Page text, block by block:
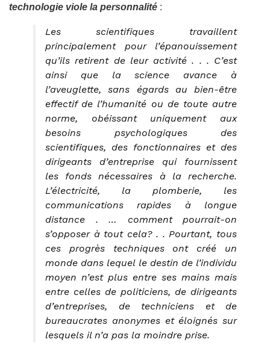
technologie viole la personnalité :
Les scientifiques travaillent
principalement pour l’épanouissement
qu’ils retirent de leur activité . . . C’est
ainsi que la science avance à
l’aveuglette, sans égards au bien-être
effectif de l’humanité ou de toute autre
norme, obéissant uniquement aux
besoins psychologiques des
scientifiques, des fonctionnaires et des
dirigeants d’entreprise qui fournissent
les fonds nécessaires à la recherche.
L’électricité, la plomberie, les
communications rapides à longue
distance . … comment pourrait-on
s’opposer à tout cela? . . Pourtant, tous
ces progrès techniques ont créé un
monde dans lequel le destin de l’individu
moyen n’est plus entre ses mains mais
entre celles de politiciens, de dirigeants
d’entreprises, de techniciens et de
bureaucrates anonymes et éloignés sur
lesquels il n’a pas la moindre prise.